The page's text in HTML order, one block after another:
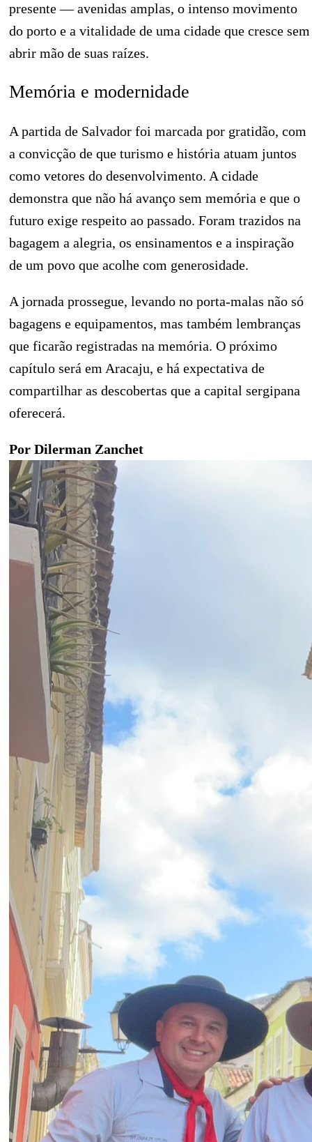
presente — avenidas amplas, o intenso movimento
do porto e a vitalidade de uma cidade que cresce sem
abrir mão de suas raízes.
Memória e modernidade
A partida de Salvador foi marcada por gratidão, com
a convicção de que turismo e história atuam juntos
como vetores do desenvolvimento. A cidade
demonstra que não há avanço sem memória e que o
futuro exige respeito ao passado. Foram trazidos na
bagagem a alegria, os ensinamentos e a inspiração
de um povo que acolhe com generosidade.
A jornada prossegue, levando no porta-malas não só
bagagens e equipamentos, mas também lembranças
que ficarão registradas na memória. O próximo
capítulo será em Aracaju, e há expectativa de
compartilhar as descobertas que a capital sergipana
oferecerá.
Por Dilerman Zanchet